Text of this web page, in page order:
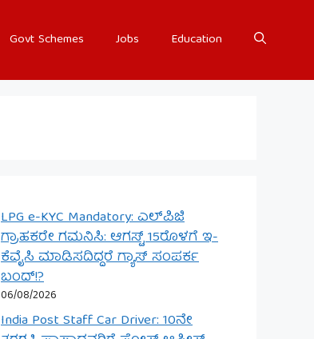
Govt Schemes Jobs Education
LPG e-KYC Mandatory: ಎಲ್‌ಪಿಜಿ
ಗ್ರಾಹಕರೇ ಗಮನಿಸಿ: ಆಗಸ್ಟ್ 15ರೊಳಗೆ ಇ-
ಕೆವೈಸಿ ಮಾಡಿಸದಿದ್ದರೆ ಗ್ಯಾಸ್ ಸಂಪರ್ಕ
ಬಂದ್!?
06/08/2026
India Post Staff Car Driver: 10ನೇ